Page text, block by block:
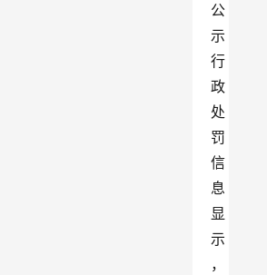
公
示
行
政
处
罚
信
息
显
示
，